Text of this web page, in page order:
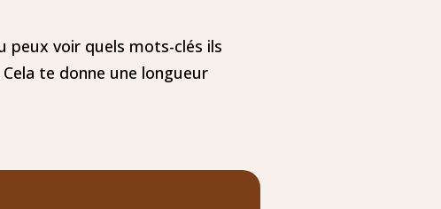
peux voir quels mots-clés ils
te donne une longueur